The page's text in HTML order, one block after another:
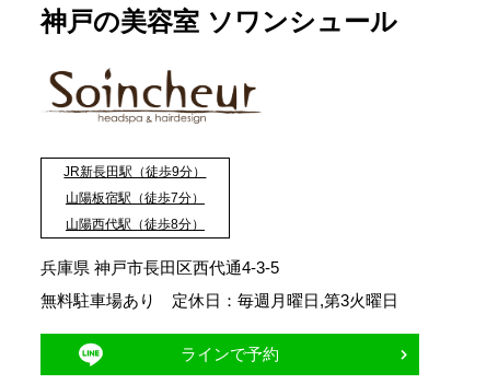
神戸の美容室 ソワンシュール
JR新長田駅（徒歩9分）
山陽板宿駅（徒歩7分）
山陽西代駅（徒歩8分）
兵庫県 神戸市長田区西代通4-3-5
無料駐車場あり 定休日：毎週月曜日,第3火曜日
ラインで予約